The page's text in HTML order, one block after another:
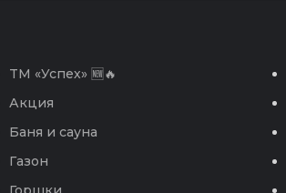
TM «Успех» 🆕🔥
Акция
Баня и сауна
Газон